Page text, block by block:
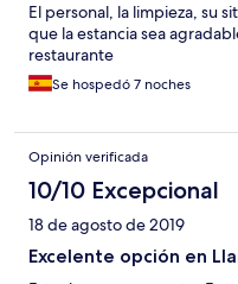
El personal, la limpieza, su
que la estancia sea
restaurante
Se hospedó 7 noches
Opinión verificada
10/10 Excepcional
18 de agosto de 2019
Excelente opción en